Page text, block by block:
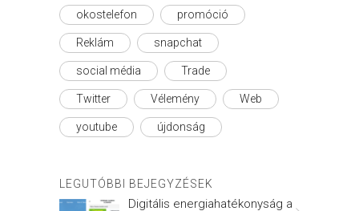
okostelefon promóció
Reklám snapchat
social média Trade
Twitter Vélemény Web
youtube újdonság
LEGUTÓBBI BEJEGYZÉSEK
Digitális energiahatékonyság a